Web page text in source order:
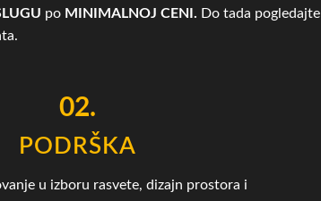
po MINIMALNOJ CENI. Do tada pogledajte
02.
PODRŠKA
u izboru rasvete, dizajn prostora i